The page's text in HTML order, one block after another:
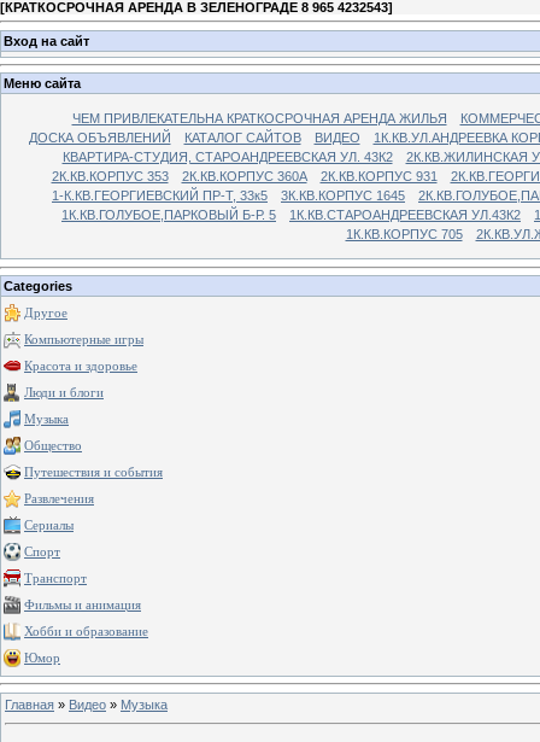
[КРАТКОСРОЧНАЯ АРЕНДА В ЗЕЛЕНОГРАДЕ 8 965 4232543]
Вход на сайт
Меню сайта
ЧЕМ ПРИВЛЕКАТЕЛЬНА КРАТКОСРОЧНАЯ АРЕНДА ЖИЛЬЯ
ДОСКА ОБЪЯВЛЕНИЙ
КАТАЛОГ САЙТОВ ВИДЕО
1К.КВ.УЛ.АНДРЕЕВКА
КВАРТИРА-СТУДИЯ, СТАРОАНДРЕЕВСКАЯ УЛ. 43К2
2К.КВ.ЖИЛИНСКАЯ
2К.КВ.КОРПУС 353
2К.КВ.КОРПУС 360А 2К.КВ.КОРПУС 931
1-К.КВ.ГЕОРГИЕВСКИЙ ПР-Т, 33к5
3К.КВ.КОРПУС 1645
1К.КВ.ГОЛУБОЕ,ПАРКОВЫЙ Б-Р. 5
1К.КВ.СТАРОАНДРЕЕВСКАЯ УЛ.43К2
1К.КВ.КОРПУС 705
Categories
Другое
Компьютерные игры
Красота и здоровье
Люди и блоги
Музыка
Общество
Путешествия и события
Развлечения
Сериалы
Спорт
Транспорт
Фильмы и анимация
Хобби и образование
Юмор
Главная » Видео » Музыка